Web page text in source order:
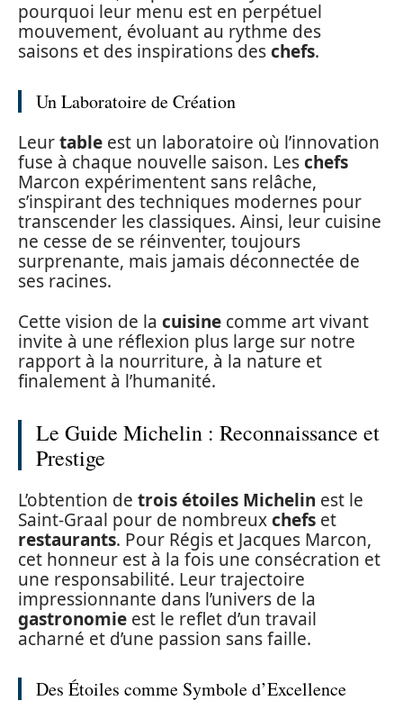
pourquoi leur menu est en perpétuel
mouvement, évoluant au rythme des
saisons et des inspirations deschefs.
Un Laboratoire de Création
Leurtable est un laboratoire où l’innovation
fuse à chaque nouvelle saison. Leschefs
Marcon expérimentent sans relâche,
s’inspirant des techniques modernes pour
transcender les classiques. Ainsi, leur cuisine
ne cesse de se réinventer, toujours
surprenante, mais jamais déconnectée de
ses racines.
Cette vision de la cuisine comme art vivant
invite à une réflexion plus large sur notre
rapport à la nourriture, à la nature et
finalement à l’humanité.
Le Guide Michelin : Reconnaissance et
Prestige
L’obtention de trois étoiles Michelin est le
Saint-Graal pour de nombreuxchefs et
restaurants. Pour Régis et Jacques Marcon,
cet honneur est à la fois une consécration et
une responsabilité. Leur trajectoire
impressionnante dans l’univers de la
gastronomie est le reflet d’un travail
acharné et d’une passion sans faille.
Des Étoiles comme Symbole d’Excellence